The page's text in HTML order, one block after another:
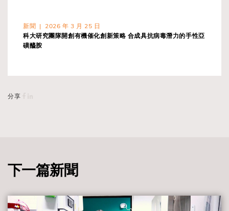
新聞 | 2026 年 3 月 25 日
科大研究團隊開創有機催化創新策略 合成具抗病毒潛力的手性亞
磺醯胺
分享
下一篇新聞
view